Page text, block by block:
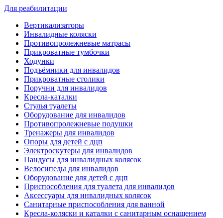
Для реабилитации
Вертикализаторы
Инвалидные коляски
Противопролежневые матрасы
Прикроватные тумбочки
Ходунки
Подъёмники для инвалидов
Прикроватные столики
Поручни для инвалидов
Кресла-каталки
Стулья туалеты
Оборудование для инвалидов
Противопролежневые подушки
Тренажеры для инвалидов
Опоры для детей с дцп
Электроскутеры для инвалидов
Пандусы для инвалидных колясок
Велосипеды для инвалидов
Оборудование для детей с дцп
Приспособления для туалета для инвалидов
Аксессуары для инвалидных колясок
Санитарные приспособления для ванной
Кресла-коляски и каталки с санитарным оснащением